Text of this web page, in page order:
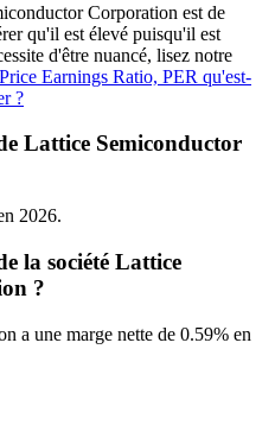
Corporation est de
qu'il est élevé puisqu'il est
d'être nuancé, lisez notre
Price Earnings Ratio, PER qu'est-
?
Lattice Semiconductor
2026.
la société Lattice
?
a une marge nette de 0.59% en